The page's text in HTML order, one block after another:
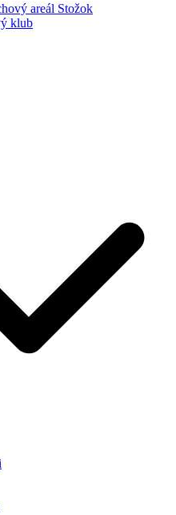
areál Stožok
klub